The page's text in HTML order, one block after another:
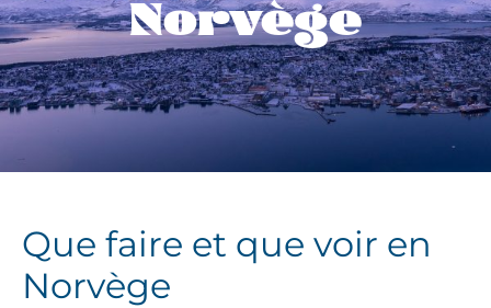
Norvège
Que faire et que voir en
Norvège